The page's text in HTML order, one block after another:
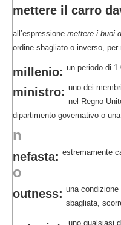
mettere il carro
all’espressione mettere i buoi
ordine sbagliato o inverso, per
millenio: un periodo di
ministro: uno dei
nel Regno
dipartimento governativo o
n
nefasta: estremamente
o
outness: una
sbagliata,
uno qualsiasi